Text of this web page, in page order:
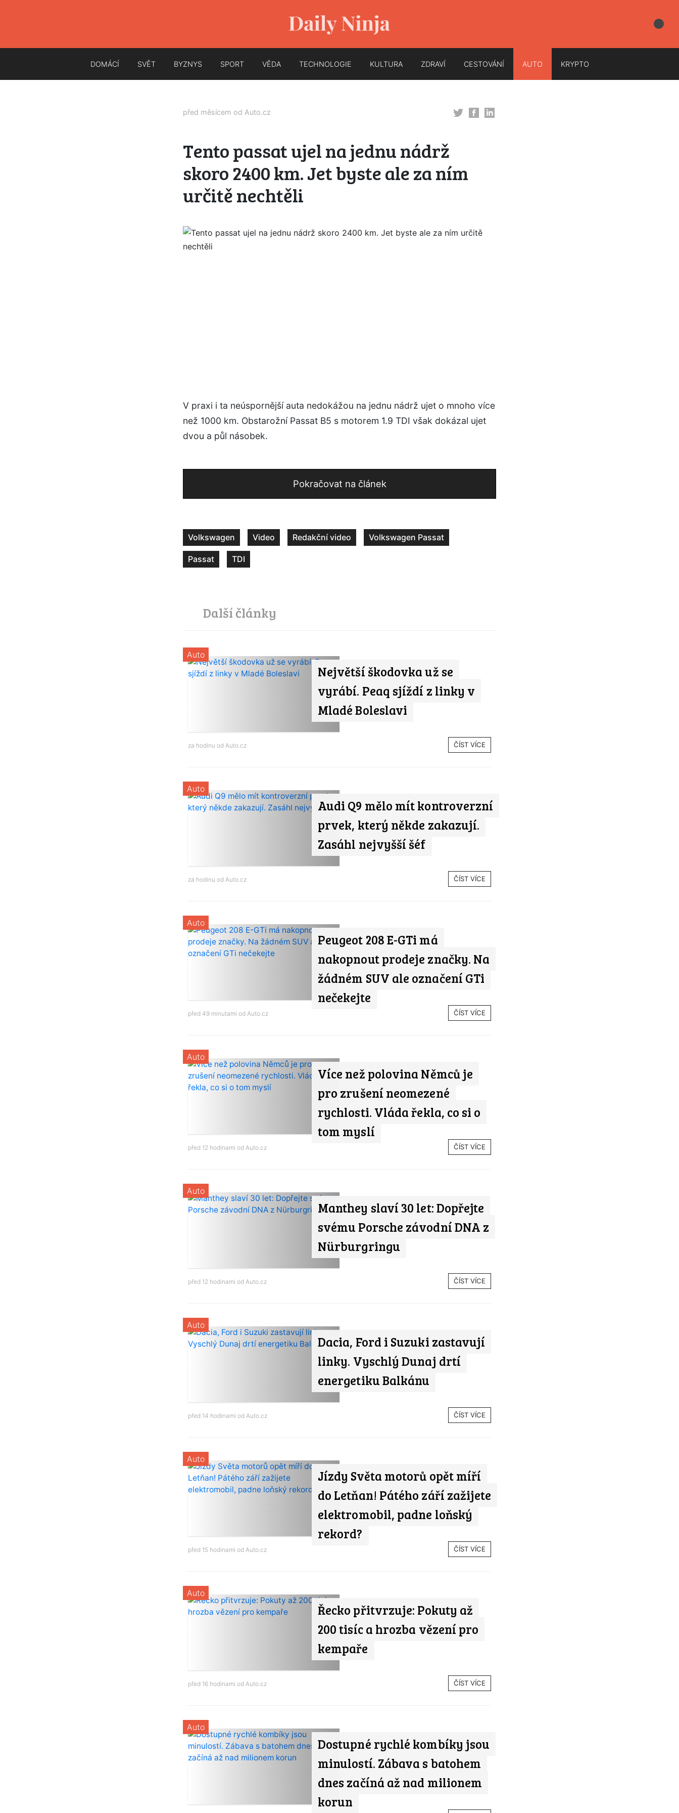
DOMÁCÍ SVĚT BYZNYS SPORT VĚDA TECHNOLOGIE KULTURA ZDRAVÍ CESTOVÁNÍ AUTO KRYPTO
před měsícem od Auto.cz
Tento passat ujel na jednu nádrž
skoro 2400 km. Jet byste ale za ním
určitě nechtěli
V praxi i ta neúspornější auta nedokážou na jednu nádrž ujet o mnoho více
než 1000 km. Obstarožní Passat B5 s motorem 1.9 TDI však dokázal ujet
dvou a půl násobek.
Pokračovat na článek
Volkswagen Video Redakční video Volkswagen Passat
Passat TDI
Další články
Největší škodovka už se
vyrábí. Peaq sjíždí z linky v
Mladé Boleslavi
Auto
za hodinu od Auto.cz ČÍST VÍCE
Audi Q9 mělo mít kontroverzní
prvek, který někde zakazují.
Zasáhl nejvyšší šéf
Auto
za hodinu od Auto.cz ČÍST VÍCE
Peugeot 208 E-GTi má
nakopnout prodeje značky. Na
žádném SUV ale označení GTi
nečekejte
Auto
před 49 minutami od Auto.cz ČÍST VÍCE
Více než polovina Němců je
pro zrušení neomezené
rychlosti. Vláda řekla, co si o
tom myslí
Auto
před 12 hodinami od Auto.cz ČÍST VÍCE
Manthey slaví 30 let: Dopřejte
svému Porsche závodní DNA z
Nürburgringu
Auto
před 12 hodinami od Auto.cz ČÍST VÍCE
Dacia, Ford i Suzuki zastavují
linky. Vyschlý Dunaj drtí
energetiku Balkánu
Auto
před 14 hodinami od Auto.cz ČÍST VÍCE
Jízdy Světa motorů opět míří
do Letňan! Pátého září zažijete
elektromobil, padne loňský
rekord?
Auto
před 15 hodinami od Auto.cz ČÍST VÍCE
Řecko přitvrzuje: Pokuty až
200 tisíc a hrozba vězení pro
kempaře
Auto
před 16 hodinami od Auto.cz ČÍST VÍCE
Dostupné rychlé kombíky jsou
minulostí. Zábava s batohem
dnes začíná až nad milionem
korun
Auto